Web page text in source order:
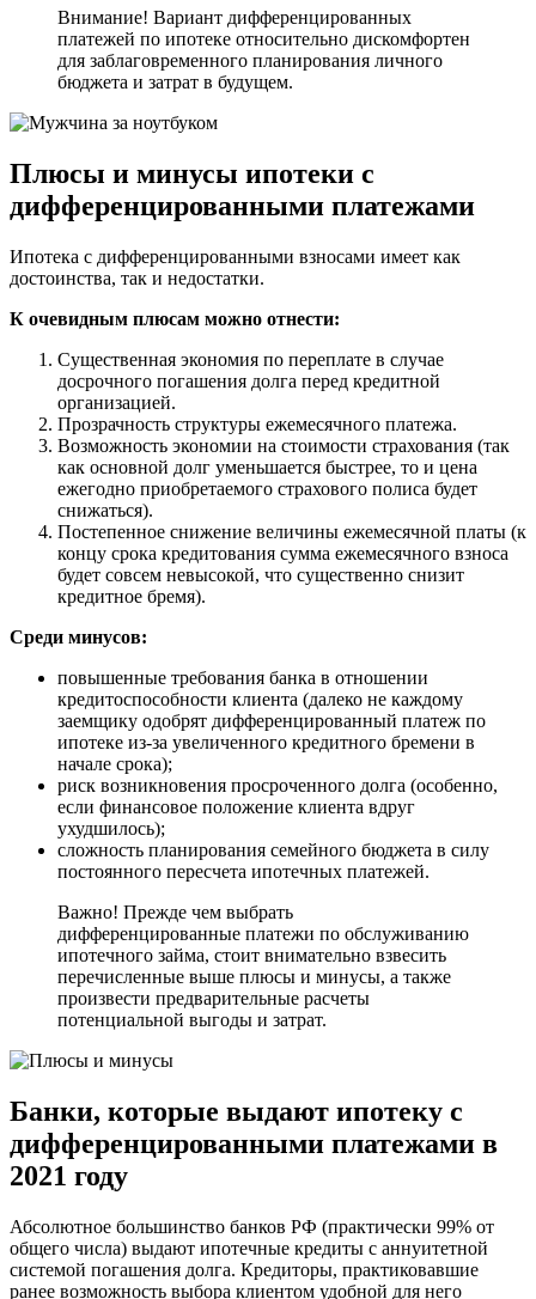
Внимание! Вариант дифференцированных
платежей по ипотеке относительно дискомфортен
для заблаговременного планирования личного
бюджета и затрат в будущем.
Плюсы и минусы ипотеки с
дифференцированными платежами
Ипотека с дифференцированными взносами имеет как
достоинства, так и недостатки.
К очевидным плюсам можно отнести:
Существенная экономия по переплате в случае
досрочного погашения долга перед кредитной
организацией.
Прозрачность структуры ежемесячного платежа.
Возможность экономии на стоимости страхования (так
как основной долг уменьшается быстрее, то и цена
ежегодно приобретаемого страхового полиса будет
снижаться).
Постепенное снижение величины ежемесячной платы (к
концу срока кредитования сумма ежемесячного взноса
будет совсем невысокой, что существенно снизит
кредитное бремя).
Среди минусов:
повышенные требования банка в отношении
кредитоспособности клиента (далеко не каждому
заемщику одобрят дифференцированный платеж по
ипотеке из-за увеличенного кредитного бремени в
начале срока);
риск возникновения просроченного долга (особенно,
если финансовое положение клиента вдруг
ухудшилось);
сложность планирования семейного бюджета в силу
постоянного пересчета ипотечных платежей.
Важно! Прежде чем выбрать
дифференцированные платежи по обслуживанию
ипотечного займа, стоит внимательно взвесить
перечисленные выше плюсы и минусы, а также
произвести предварительные расчеты
потенциальной выгоды и затрат.
Банки, которые выдают ипотеку с
дифференцированными платежами в
2021 году
Абсолютное большинство банков РФ (практически 99% от
общего числа) выдают ипотечные кредиты с аннуитетной
системой погашения долга. Кредиторы, практиковавшие
ранее возможность выбора клиентом удобной для него